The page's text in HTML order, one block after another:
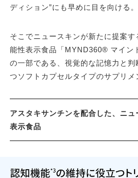
ディション”にも早めに目を向ける
そこでニュースキンが新たに提案
能性表示食品「MYND360® マイン
の一部である、視覚的な記憶力と判
つソフトカプセルタイプのサプリメ
アスタキサンチンを配合した、ニ
表示食品